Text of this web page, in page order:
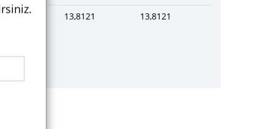
13,8121 13,8121